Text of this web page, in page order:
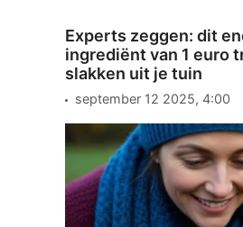
Experts zeggen: dit
ingrediënt van 1 euro
slakken uit je tuin
september 12 2025, 4:00